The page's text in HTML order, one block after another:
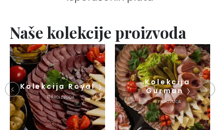
Naše kolekcije proizvoda
Kolekcija Royal
10PROIZVODA
Kolekcija
Gurman
6PROIZVODA